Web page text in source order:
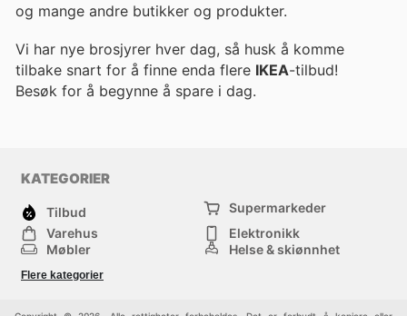
og mange andre butikker og produkter.
Vi har nye brosjyrer hver dag, så husk å komme
tilbake snart for å finne enda flere IKEA-tilbud!
Besøk for å begynne å spare i dag.
KATEGORIER
Tilbud
Supermarkeder
Varehus
Elektronikk
Møbler
Helse & skjønnhet
Sport
Flere kategorier